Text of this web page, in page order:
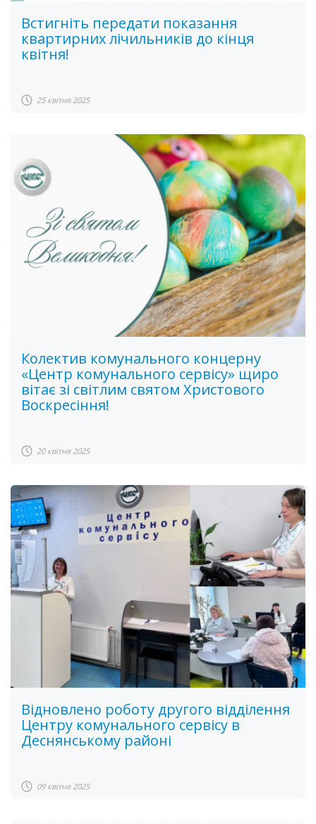
Встигніть передати показання
квартирних лічильників до кінця
квітня!
25 квітня 2025
Колектив комунального концерну
«Центр комунального сервісу» щиро
вітає зі світлим святом Христового
Воскресіння!
20 квітня 2025
Відновлено роботу другого відділення
Центру комунального сервісу в
Деснянському районі
09 квітня 2025